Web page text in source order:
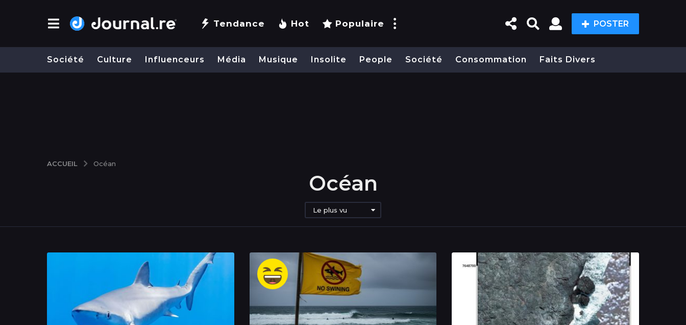
Tendance Hot Populaire POSTER
Société Culture Influenceurs Média Musique Insolite People Société Consommation Faits Divers
ACCUEIL Océan
Océan
Le plus vu